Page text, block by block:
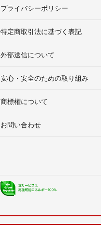
プライバシーポリシー
特定商取引法に基づく表記
外部送信について
安心・安全のための取り組み
商標権について
お問い合わせ